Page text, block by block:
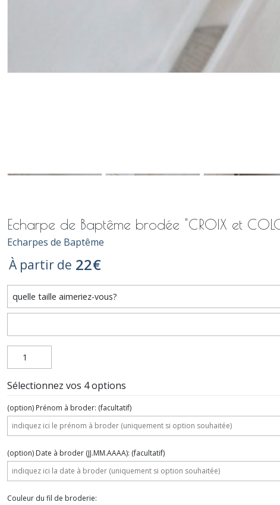
Echarpe de Baptême brodée "CROIX et
Echarpes de Baptême
À partir de 22€
Sélectionnez vos 4 options
(option) Prénom à broder: (facultatif)
(option) Date à broder (JJ.MM.AAAA): (facultatif)
Couleur du fil de broderie: